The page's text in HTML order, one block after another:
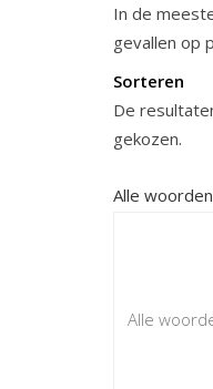
In de
gevallen op
Sorteren
De
gekozen.
Alle woorden